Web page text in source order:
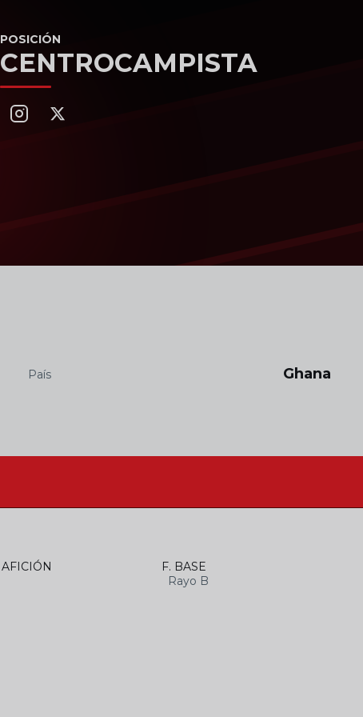
POSICIÓN
CENTROCAMPISTA
País Ghana
AFICIÓN
F. BASE
Rayo B